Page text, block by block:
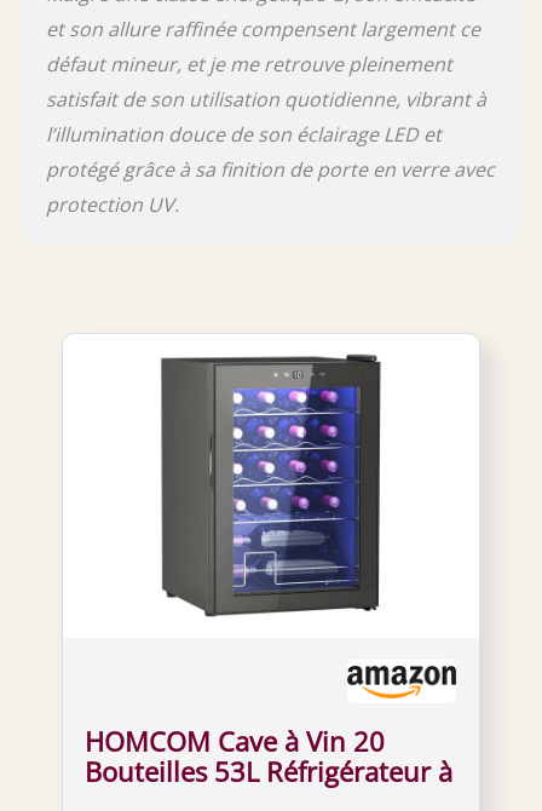
et son allure raffinée compensent largement ce
défaut mineur, et je me retrouve pleinement
satisfait de son utilisation quotidienne, vibrant à
l’illumination douce de son éclairage LED et
protégé grâce à sa finition de porte en verre avec
protection UV.
HOMCOM Cave à Vin 20
Bouteilles 53L Réfrigérateur à